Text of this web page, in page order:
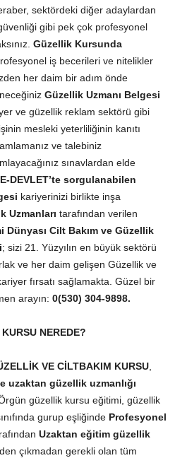
sektördeki diğer adaylardan
gibi pek çok profesyonel
Güzellik Kursunda
iş becerileri ve nitelikler
her daim bir adım önde
Güzellik Uzmanı Belgesi
ve güzellik reklam sektörü gibi
mesleki yeterliliğinin kanıtı
ve talebiniz
sınavlardan elde
DEVLET’te sorgulanabilen
kariyerinizi birlikte inşa
Uzmanları tarafından verilen
Dünyası Cilt Bakım ve Güzellik
; sizi 21. Yüzyılın en büyük sektörü
ve her daim gelişen Güzellik ve
fırsatı sağlamakta. Güzel bir
arayın: 0(530) 304-9898.
NEREDE?
VE CİLTBAKIM KURSU,
uzaktan güzellik uzmanlığı
güzellik kursu eğitimi, güzellik
gurup eşliğinde Profesyonel
Uzaktan eğitim güzellik
çıkmadan gerekli olan tüm